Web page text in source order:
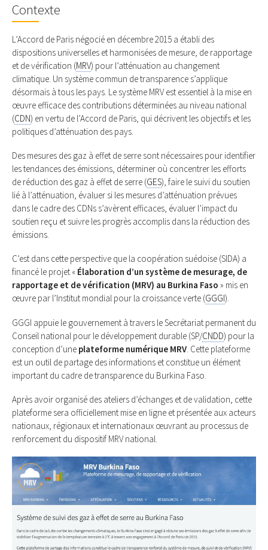
Contexte
L’Accord de Paris négocié en décembre 2015 a établi des
dispositions universelles et harmonisées de mesure, de rapportage
et de vérification (MRV) pour l’atténuation au changement
climatique. Un système commun de transparence s’applique
désormais à tous les pays. Le système MRV est essentiel à la mise en
œuvre efficace des contributions déterminées au niveau national
(CDN) en vertu de l’Accord de Paris, qui décrivent les objectifs et les
politiques d’atténuation des pays.
Des mesures des gaz à effet de serre sont nécessaires pour identifier
les tendances des émissions, déterminer où concentrer les efforts
de réduction des gaz à effet de serre (GES), faire le suivi du soutien
lié à l’atténuation, évaluer si les mesures d’atténuation prévues
dans le cadre des CDNs s’avèrent efficaces, évaluer l’impact du
soutien reçu et suivre les progrès accomplis dans la réduction des
émissions.
C’est dans cette perspective que la coopération suédoise (SIDA) a
financé le projet « Élaboration d’un système de mesurage, de
rapportage et de vérification (MRV) au Burkina Faso » mis en
œuvre par l’Institut mondial pour la croissance verte (GGGI).
GGGI appuie le gouvernement à travers le Secrétariat permanent du
Conseil national pour le développement durable (SP/CNDD) pour la
conception d’une plateforme numérique MRV . Cette plateforme
est un outil de partage des informations et constitue un élément
important du cadre de transparence du Burkina Faso.
Après avoir organisé des ateliers d’échanges et de validation, cette
plateforme sera officiellement mise en ligne et présentée aux acteurs
nationaux, régionaux et internationaux œuvrant au processus de
renforcement du dispositif MRV national.